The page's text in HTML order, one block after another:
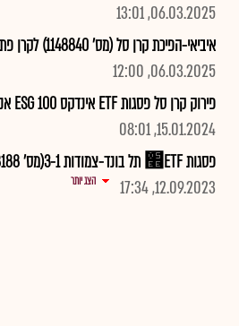
06.03.2025, 13:01
איביאי-הפיכת קרן סל (מס' 1148840) לקרן פתוחה ביום 8.4.25
06.03.2025, 12:00
פירוק קרן סל פסגות ETF אינדקס 100 ESG אנטרופי ב-13.2.24
15.01.2024, 08:01
פסגות ETF׮ תל בונד-צמודות 3-1(מס' 1148188) חילופי מנהל לקסם ..
12.09.2023, 17:34
הצג יותר